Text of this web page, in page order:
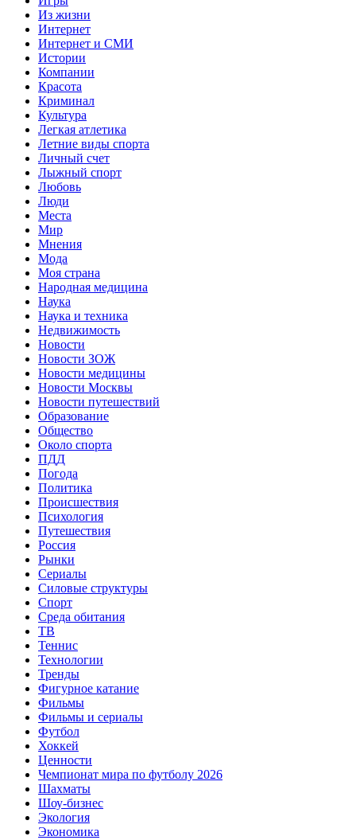
Из жизни
Интернет
Интернет и СМИ
Истории
Компании
Красота
Криминал
Культура
Легкая атлетика
Летние виды спорта
Личный счет
Лыжный спорт
Любовь
Люди
Места
Мир
Мнения
Мода
Моя страна
Народная медицина
Наука
Наука и техника
Недвижимость
Новости
Новости ЗОЖ
Новости медицины
Новости Москвы
Новости путешествий
Образование
Общество
Около спорта
ПДД
Погода
Политика
Происшествия
Психология
Путешествия
Россия
Рынки
Сериалы
Силовые структуры
Спорт
Среда обитания
ТВ
Теннис
Технологии
Тренды
Фигурное катание
Фильмы
Фильмы и сериалы
Футбол
Хоккей
Ценности
Чемпионат мира по футболу 2026
Шахматы
Шоу-бизнес
Экология
Экономика